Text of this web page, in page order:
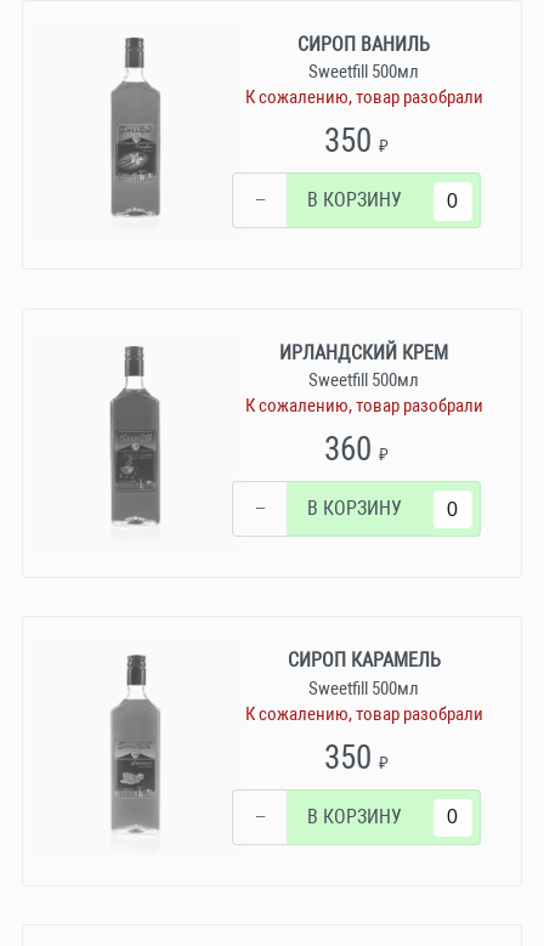
СИРОП ВАНИЛЬ
Sweetfill 500мл
К сожалению, товар разобрали
350₽
− В КОРЗИНУ
ИРЛАНДСКИЙ КРЕМ
Sweetfill 500мл
К сожалению, товар разобрали
360₽
− В КОРЗИНУ
СИРОП КАРАМЕЛЬ
Sweetfill 500мл
К сожалению, товар разобрали
350₽
− В КОРЗИНУ